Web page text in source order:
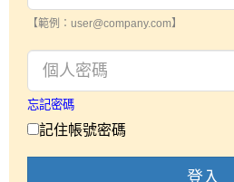
【範例：user@company.com】
忘記密碼
記住帳號密碼
登入